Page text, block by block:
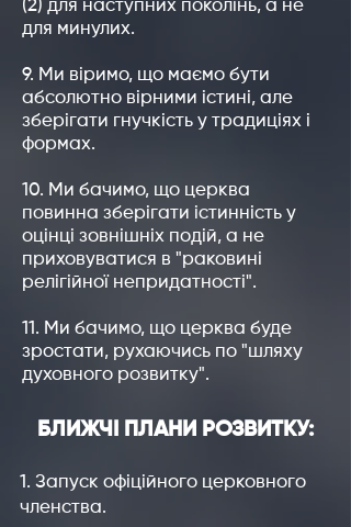
(2) для наступних поколінь, а не
для минулих.
9. Ми віримо, що маємо бути
абсолютно вірними істині, але
зберігати гнучкість у традиціях і
формах.
10. Ми бачимо, що церква
повинна зберігати істинність у
оцінці зовнішніх подій, а не
приховуватися в "раковині
релігійної непридатності".
11. Ми бачимо, що церква буде
зростати, рухаючись по "шляху
духовного розвитку".
БЛИЖЧІ ПЛАНИ РОЗВИТКУ:
1. Запуск офіційного церковного
членства.